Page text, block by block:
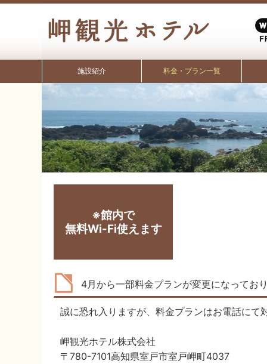
施設紹介 料金・プラン一覧
※館内で
無料Wi-Fi使えます
4月から一部料金プランが変更になってお
誠に恐れ入りますが、料金プランはお電話にて
岬観光ホテル株式会社
〒780-7101高知県室戸市室戸岬町4037